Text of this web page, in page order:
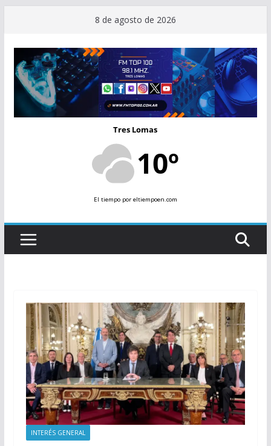
contenido
8 de agosto de 2026
Tres Lomas
10º
El tiempopor eltiempoen.com
INTERÉS GENERAL